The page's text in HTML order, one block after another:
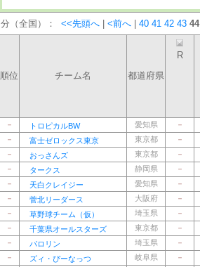
分（全国）： <<先頭へ <前へ 40 41 42 43 44
順位 チーム名 都道府県
R
－ トロピカルBW 愛知県
－
－
富士ゼロックス東京 東京都
－
－
おっさんズ 東京都
－
－
タークス 静岡県
－
－
天白クレイジー 愛知県
－
－
菅北リーダース 大阪府
－
－
草野球チーム（仮） 埼玉県
－
－
千葉県オールスターズ 東京都
－
－
パロリン 埼玉県
－
－
ズィ・ぴーなっつ 岐阜県
－